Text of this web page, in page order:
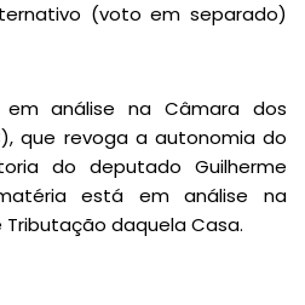
(voto em separado)
análise na Câmara dos
que revoga a autonomia do
do deputado Guilherme
está em análise na
Tributação daquela Casa.